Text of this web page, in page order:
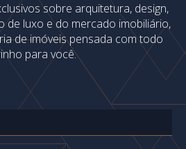
sobre arquitetura, design,
de luxo e do mercado imobiliário,
de imóveis pensada com todo
para você.